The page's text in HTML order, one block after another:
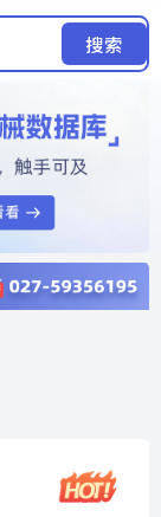
搜索